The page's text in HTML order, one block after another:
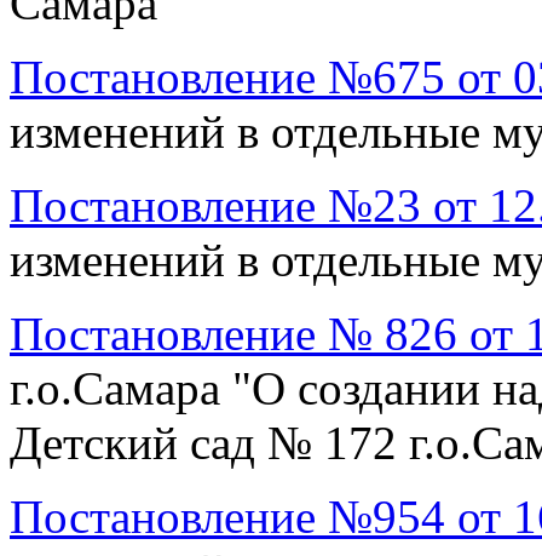
Постановление №675 от
изменений в отдельные
Постановление №23 от
изменений в отдельные
Постановление № 826 от
г.о.Самара "О создании
Детский сад № 172
Постановление №954 от